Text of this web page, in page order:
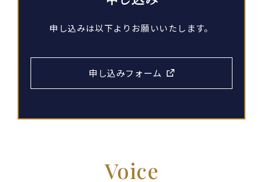
申し込みは以下よりお願いいたします。
申し込みフォーム
Voice